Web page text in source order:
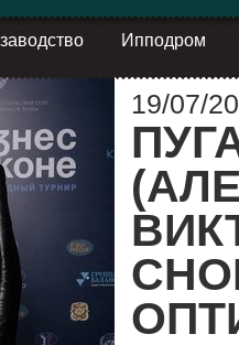
Ипподром
19/07/